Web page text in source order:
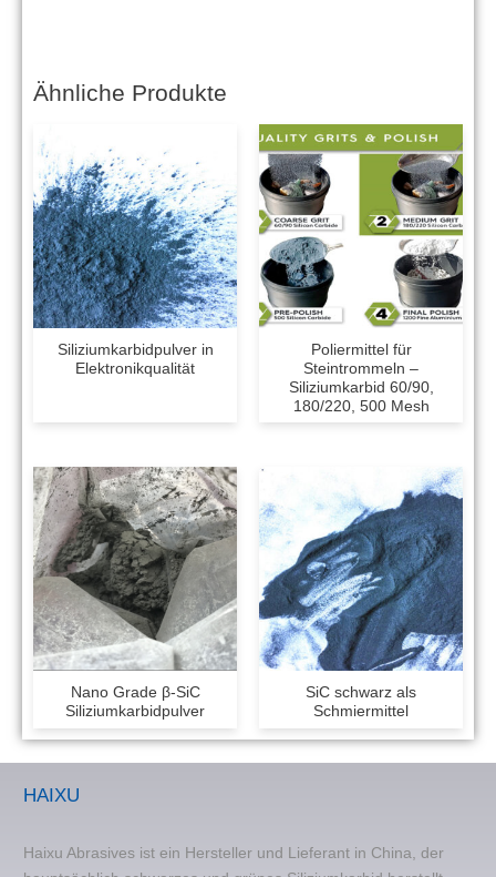
Ähnliche Produkte
Siliziumkarbidpulver in
Elektronikqualität
Poliermittel für
Steintrommeln –
Siliziumkarbid 60/90,
180/220, 500 Mesh
Nano Grade β-SiC
Siliziumkarbidpulver
SiC schwarz als
Schmiermittel
HAIXU
Haixu Abrasives ist ein Hersteller und Lieferant in China, der